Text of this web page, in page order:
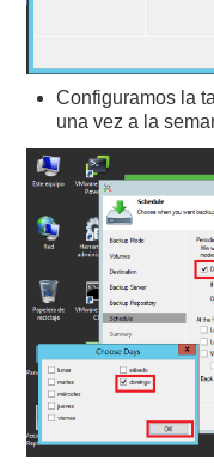
Configuramos la
una vez a la